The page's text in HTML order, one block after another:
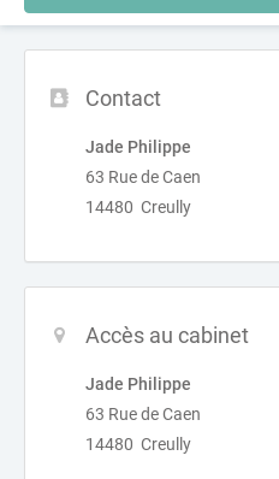
Contact
Jade Philippe
63 Rue de Caen
14480 Creully
Accès au cabinet
Jade Philippe
63 Rue de Caen
14480 Creully